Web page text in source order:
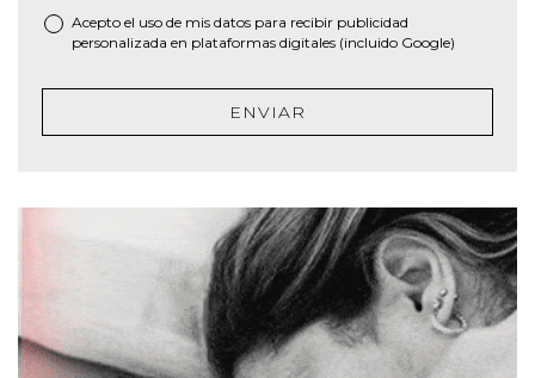
Acepto el uso de mis datos para recibir publicidad
personalizada en plataformas digitales (incluido Google)
ENVIAR